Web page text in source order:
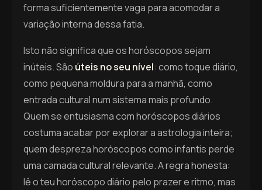
forma suficientemente vaga para acomodar a
variação interna dessa fatia.
Isto não significa que os horóscopos sejam
inúteis. São úteis no seu nível: como toque diário,
como pequena moldura para a manhã, como
entrada cultural num sistema mais profundo.
Quem se entusiasma com horóscopos diários
costuma acabar por explorar a astrologia inteira;
quem despreza horóscopos como infantis perde
uma camada cultural relevante. A regra honesta:
lê o teu horóscopo diário pelo prazer e ritmo, mas